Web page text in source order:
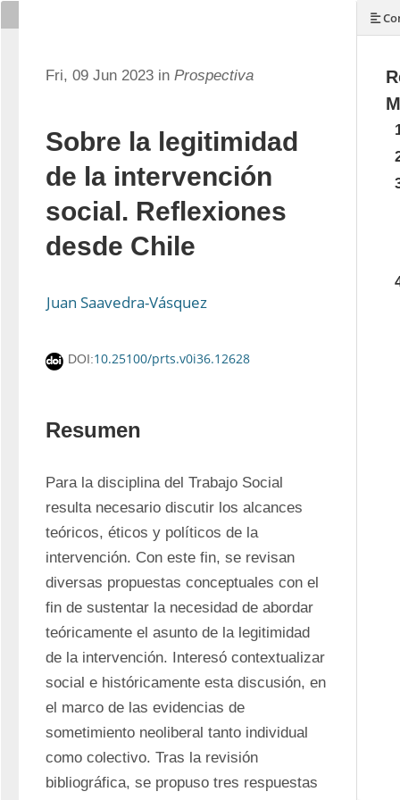
Fri, 09 Jun 2023 in Prospectiva
Sobre la legitimidad
de la intervención
social. Reflexiones
desde Chile
Juan Saavedra-Vásquez
DOI:10.25100/prts.v0i36.12628
Resumen
Para la disciplina del Trabajo Social
resulta necesario discutir los alcances
teóricos, éticos y políticos de la
intervención. Con este fin, se revisan
diversas propuestas conceptuales con el
fin de sustentar la necesidad de abordar
teóricamente el asunto de la legitimidad
de la intervención. Interesó contextualizar
social e históricamente esta discusión, en
el marco de las evidencias de
sometimiento neoliberal tanto individual
como colectivo. Tras la revisión
bibliográfica, se propuso tres respuestas